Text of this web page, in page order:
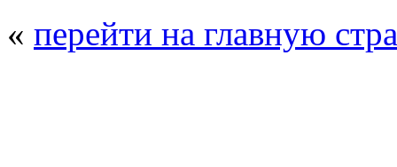
« перейти на главную